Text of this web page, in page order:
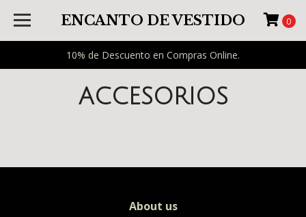
10% de Descuento en Compras Online.
ENCANTO DE VESTIDO 0
ACCESORIOS
About us